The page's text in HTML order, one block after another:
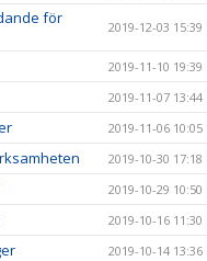
för
2019-12-03 15:39
2019-11-10 19:39
2019-11-07 13:44
2019-11-06 10:05
2019-10-30 17:18
2019-10-29 10:50
2019-10-16 11:30
2019-10-14 13:36